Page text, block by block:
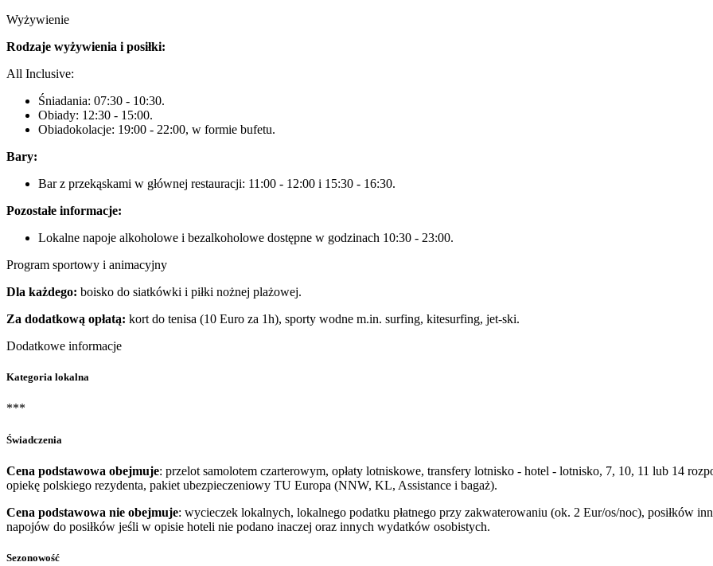
Wyżywienie
Rodzaje wyżywienia i posiłki:
All Inclusive:
Śniadania: 07:30 - 10:30.
Obiady: 12:30 - 15:00.
Obiadokolacje: 19:00 - 22:00, w formie bufetu.
Bary:
Bar z przekąskami w głównej restauracji: 11:00 - 12:00 i 15:30 - 16:30.
Pozostałe informacje:
Lokalne napoje alkoholowe i bezalkoholowe dostępne w godzinach 10:30 - 23:00.
Program sportowy i animacyjny
Dla każdego: boisko do siatkówki i piłki nożnej plażowej.
Za dodatkową opłatą: kort do tenisa (10 Euro za 1h), sporty wodne m.in. surfing, kitesurfing, jet-ski.
Dodatkowe informacje
Kategoria lokalna
***
Świadczenia
Cena podstawowa obejmuje: przelot samolotem czarterowym, opłaty lotniskowe, transfery lotnisko - hotel - lotnisko, 7, 10, 11 lub 14
opiekę polskiego rezydenta, pakiet ubezpieczeniowy TU Europa (NNW, KL, Assistance i bagaż).
Cena podstawowa nie obejmuje: wycieczek lokalnych, lokalnego podatku płatnego przy zakwaterowaniu (ok. 2 Eur/os/noc), posiłków
napojów do posiłków jeśli w opisie hoteli nie podano inaczej oraz innych wydatków osobistych.
Sezonowość